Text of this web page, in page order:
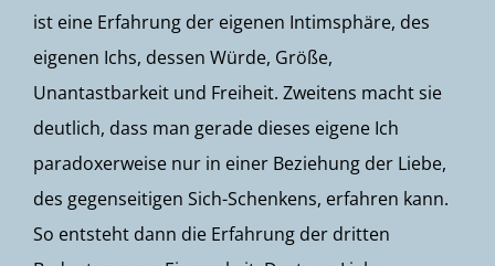
ist eine Erfahrung der eigenen Intimsphäre, des
eigenen Ichs, dessen Würde, Größe,
Unantastbarkeit und Freiheit. Zweitens macht sie
deutlich, dass man gerade dieses eigene Ich
paradoxerweise nur in einer Beziehung der Liebe,
des gegenseitigen Sich-Schenkens, erfahren kann.
So entsteht dann die Erfahrung der dritten